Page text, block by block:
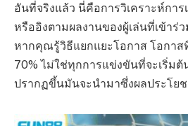
อันที่จริงแล้ว นี่คือการวิเคราะห์กา
หรืออิงตามผลงานของผู้เล่นที่เข้าร่
หากคุณรู้วิธีแยกแยะโอกาส โอกา
70% ไม่ใช่ทุกการแข่งขันที่จะเริ่มต้
ปรากฏขึ้นมันจะนำมาซึ่งผลประโย